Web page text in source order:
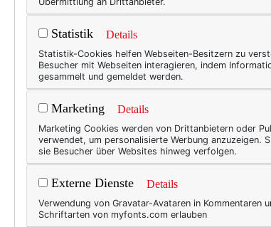
5026
immf,michaela von
3 Kommentare
Harki
am
Statistik Details
Statistik-Cookies helfen Webseiten-Besitzern zu
Besucher mit Webseiten interagieren, indem
gesammelt und gemeldet werden.
Marketing Details
Marketing Cookies werden von Drittanbietern oder
verwendet, um personalisierte Werbung anzuzeigen.
sie Besucher über Websites hinweg verfolgen.
Externe Dienste Details
Verwendung von Gravatar-Avataren in Kommentaren
Schriftarten von myfonts.com erlauben